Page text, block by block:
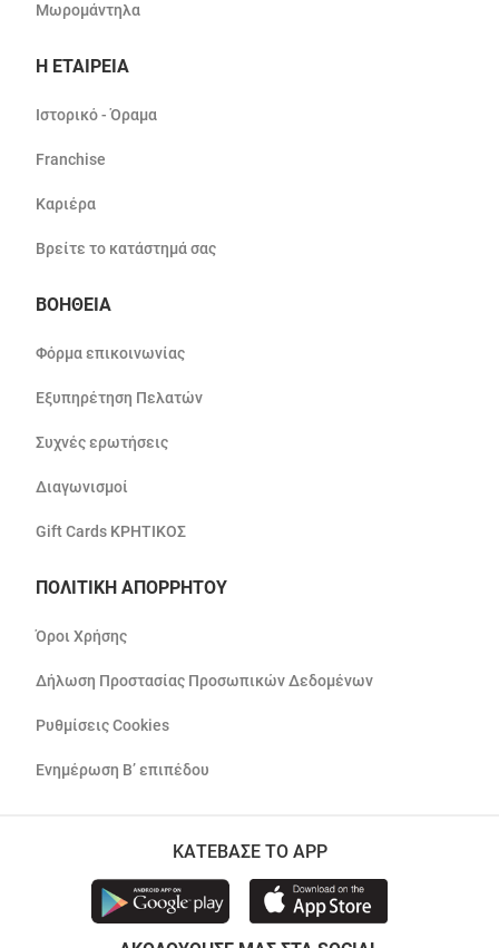
Μωρομάντηλα
Η ΕΤΑΙΡΕΙΑ
Ιστορικό - Όραμα
Franchise
Καριέρα
Βρείτε το κατάστημά σας
ΒΟΗΘΕΙΑ
Φόρμα επικοινωνίας
Εξυπηρέτηση Πελατών
Συχνές ερωτήσεις
Διαγωνισμοί
Gift Cards ΚΡΗΤΙΚΟΣ
ΠΟΛΙΤΙΚΗ ΑΠΟΡΡΗΤΟΥ
Όροι Χρήσης
Δήλωση Προστασίας Προσωπικών Δεδομένων
Ρυθμίσεις Cookies
Ενημέρωση Β’ επιπέδου
ΚΑΤΕΒΑΣΕ ΤΟ APP